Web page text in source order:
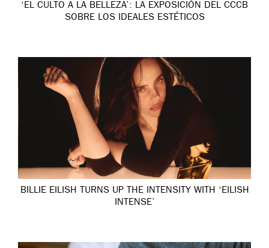
‘EL CULTO A LA BELLEZA’: LA EXPOSICIÓN DEL CCCB
SOBRE LOS IDEALES ESTÉTICOS
BILLIE EILISH TURNS UP THE INTENSITY WITH ‘EILISH
INTENSE’